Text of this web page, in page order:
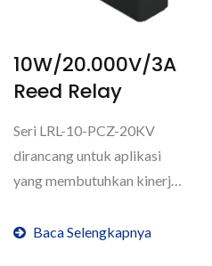
10W/20.000V/3A
Reed Relay
Seri LRL-10-PCZ-20KV
dirancang untuk aplikasi
yang membutuhkan kinerja
Baca Selengkapnya